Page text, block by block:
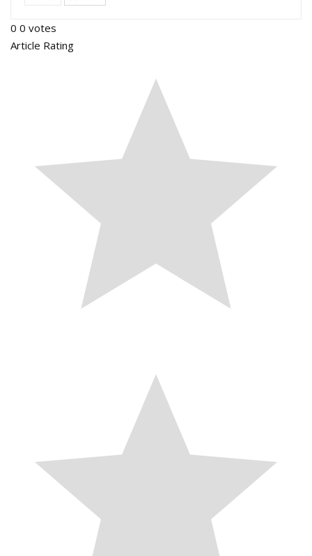
0 0 votes
Article Rating